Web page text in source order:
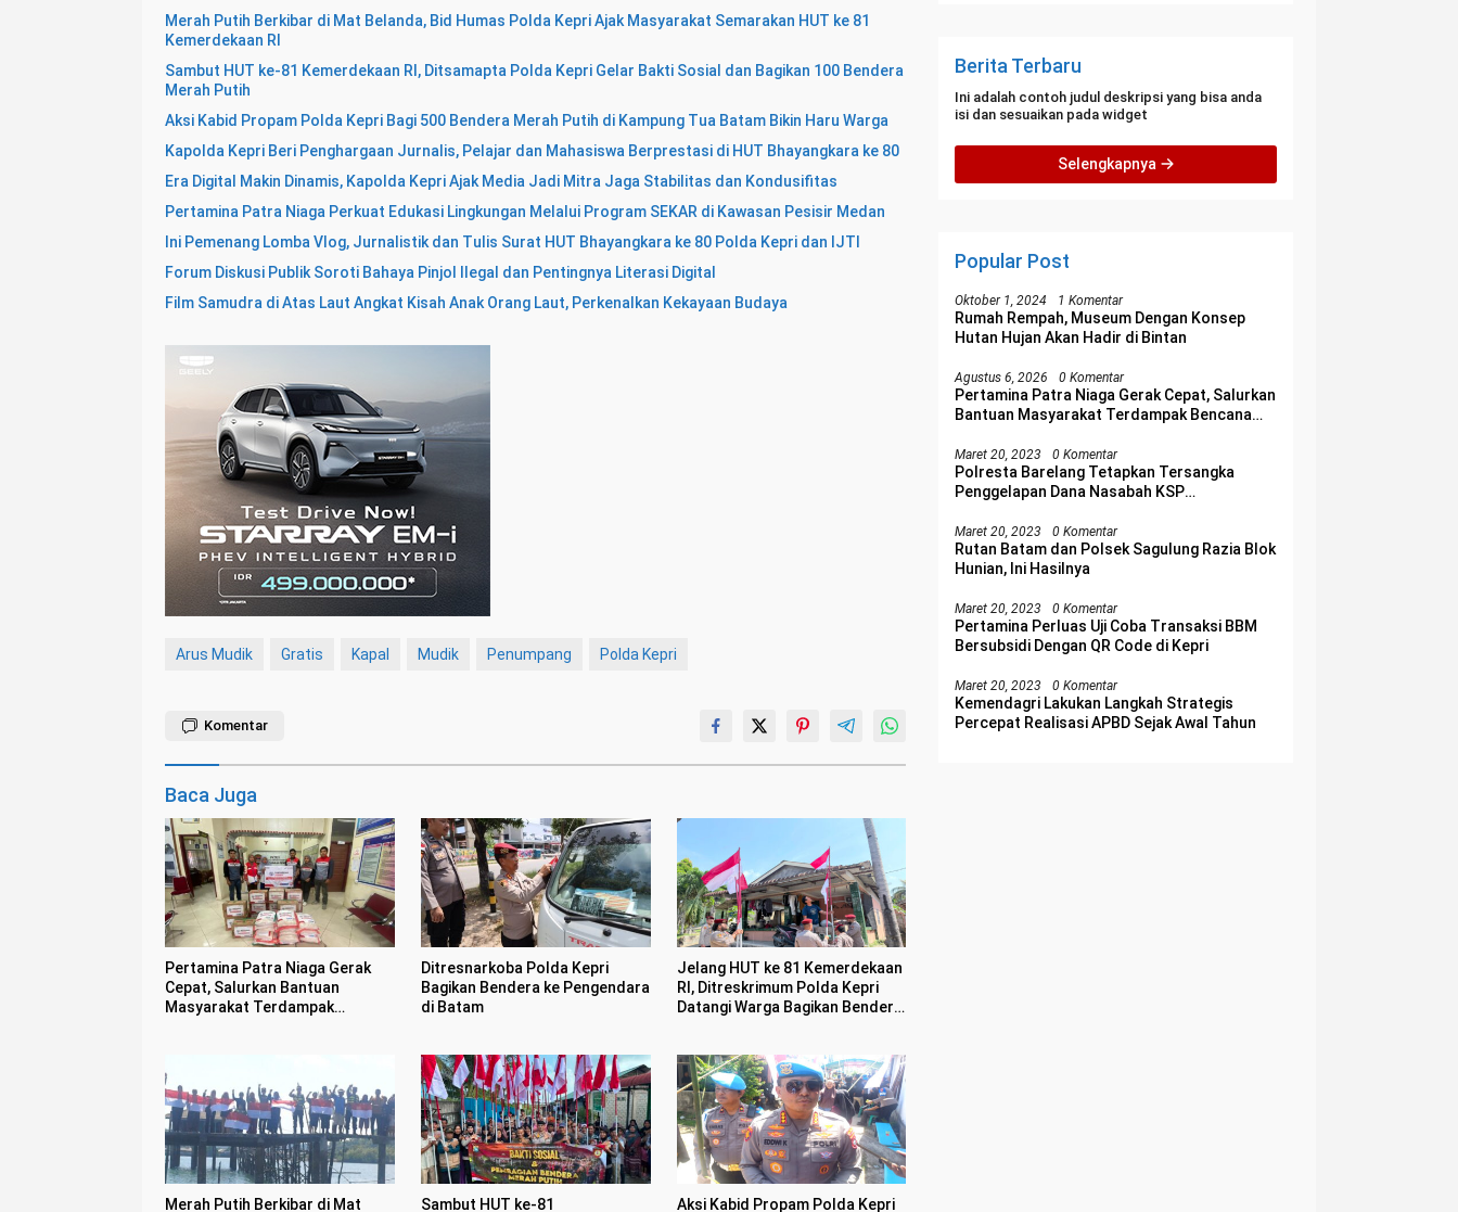
Merah Putih Berkibar di Mat Belanda, Bid Humas Polda Kepri Ajak Masyarakat Semarakan HUT ke 81
Kemerdekaan RI
Sambut HUT ke-81 Kemerdekaan RI, Ditsamapta Polda Kepri Gelar Bakti Sosial dan Bagikan 100 Bendera
Merah Putih
Aksi Kabid Propam Polda Kepri Bagi 500 Bendera Merah Putih di Kampung Tua Batam Bikin Haru Warga
Kapolda Kepri Beri Penghargaan Jurnalis, Pelajar dan Mahasiswa Berprestasi di HUT Bhayangkara ke 80
Era Digital Makin Dinamis, Kapolda Kepri Ajak Media Jadi Mitra Jaga Stabilitas dan Kondusifitas
Pertamina Patra Niaga Perkuat Edukasi Lingkungan Melalui Program SEKAR di Kawasan Pesisir Medan
Ini Pemenang Lomba Vlog, Jurnalistik dan Tulis Surat HUT Bhayangkara ke 80 Polda Kepri dan IJTI
Forum Diskusi Publik Soroti Bahaya Pinjol Ilegal dan Pentingnya Literasi Digital
Film Samudra di Atas Laut Angkat Kisah Anak Orang Laut, Perkenalkan Kekayaan Budaya
Arus Mudik Gratis Kapal Mudik Penumpang Polda Kepri
Komentar
Baca Juga
Pertamina Patra Niaga Gerak
Cepat, Salurkan Bantuan
Masyarakat Terdampak
Ditresnarkoba Polda Kepri
Bagikan Bendera ke Pengendara
di Batam
Jelang HUT ke 81 Kemerdekaan
RI, Ditreskrimum Polda Kepri
Datangi Warga Bagikan Bendera
Merah Putih Berkibar di Mat Sambut HUT ke-81 Aksi Kabid Propam Polda Kepri
Berita Terbaru
Ini adalah contoh judul deskripsi yang bisa anda
isi dan sesuaikan pada widget
Selengkapnya
Popular Post
Oktober 1, 2024 1 Komentar
Rumah Rempah, Museum Dengan Konsep
Hutan Hujan Akan Hadir di Bintan
Agustus 6, 2026 0 Komentar
Pertamina Patra Niaga Gerak Cepat, Salurkan
Bantuan Masyarakat Terdampak Bencana
Maret 20, 2023 0 Komentar
Polresta Barelang Tetapkan Tersangka
Penggelapan Dana Nasabah KSP
Maret 20, 2023 0 Komentar
Rutan Batam dan Polsek Sagulung Razia Blok
Hunian, Ini Hasilnya
Maret 20, 2023 0 Komentar
Pertamina Perluas Uji Coba Transaksi BBM
Bersubsidi Dengan QR Code di Kepri
Maret 20, 2023 0 Komentar
Kemendagri Lakukan Langkah Strategis
Percepat Realisasi APBD Sejak Awal Tahun